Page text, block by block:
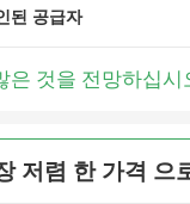
된 공급자
은 것을 전망하십시
저렴 한 가격 으